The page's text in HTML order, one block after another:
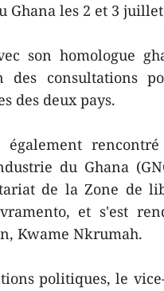
Ghana les 2 et 3
son homologue
des consultations
des deux pays.
du Ghana
de la Zone de
et s'est
Kwame Nkrumah.
politiques, le